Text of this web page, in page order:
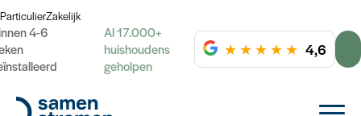
ParticulierZakelijk
4-6
Al 17.000+
huishoudens
geholpen
★ ★ ★ ★ ★ 4,6